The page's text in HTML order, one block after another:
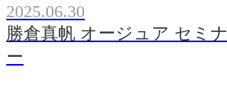
2025.06.30
勝倉真帆 オージュア セミナ
ー